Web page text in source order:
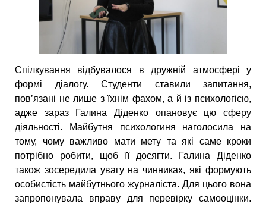
Спілкування відбувалося в дружній атмосфері у
формі діалогу. Студенти ставили запитання,
пов’язані не лише з їхнім фахом, а й із психологією,
адже зараз Галина Діденко опановує цю сферу
діяльності. Майбутня психологиня наголосила на
тому, чому важливо мати мету та які саме кроки
потрібно робити, щоб її досягти. Галина Діденко
також зосередила увагу на чинниках, які формують
особистість майбутнього журналіста. Для цього вона
запропонувала вправу для перевірку самооцінки.